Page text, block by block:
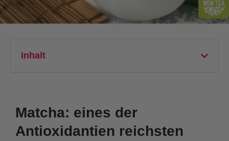
Inhalt
Matcha: eines der
Antioxidantien reichsten